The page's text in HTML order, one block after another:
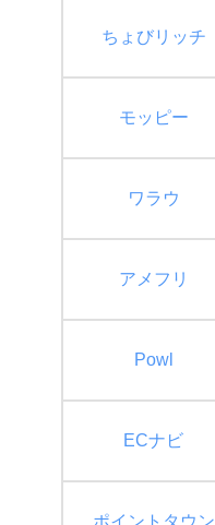
ちょびリッチ
モッピー
ワラウ
アメフ リ
Powl
ECナビ
ポイントタウン